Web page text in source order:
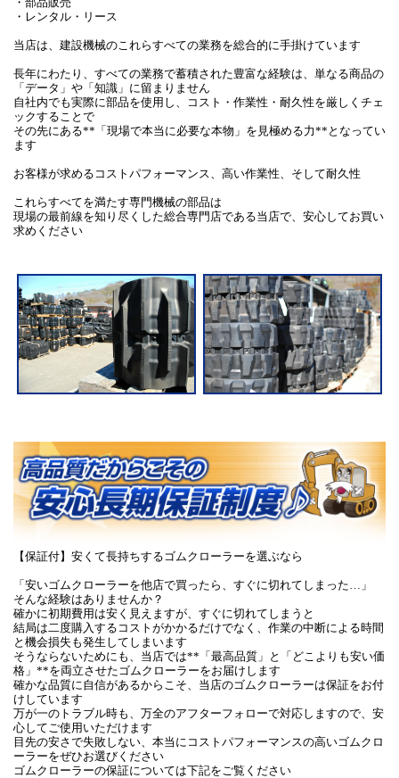
・レンタル・リース
当店は、建設機械のこれらすべての業務を総合的に手掛けています
長年にわたり、すべての業務で蓄積された豊富な経験は、単なる商品の
「データ」や「知識」に留まりません
自社内でも実際に部品を使用し、コスト・作業性・耐久性を厳しくチェ
ックすることで
その先にある**「現場で本当に必要な本物」を見極める力**となってい
ます
お客様が求めるコストパフォーマンス、高い作業性、そして耐久性
これらすべてを満たす専門機械の部品は
現場の最前線を知り尽くした総合専門店である当店で、安心してお買い
求めください
【保証付】安くて長持ちするゴムクローラーを選ぶなら
「安いゴムクローラーを他店で買ったら、すぐに切れてしまった…」
そんな経験はありませんか？
確かに初期費用は安く見えますが、すぐに切れてしまうと
結局は二度購入するコストがかかるだけでなく、作業の中断による時間
と機会損失も発生してしまいます
そうならないためにも、当店では**「最高品質」と「どこよりも安い価
格」**を両立させたゴムクローラーをお届けします
確かな品質に自信があるからこそ、当店のゴムクローラーは保証をお付
けしています
万が一のトラブル時も、万全のアフターフォローで対応しますので、安
心してご使用いただけます
目先の安さで失敗しない、本当にコストパフォーマンスの高いゴムクロ
ーラーをぜひお選びください
ゴムクローラーの保証については下記をご覧ください